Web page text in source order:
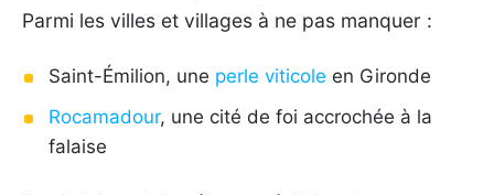
Parmi les villes et villages à ne pas manquer :
Saint-Émilion, une perle viticole en Gironde
Rocamadour, une cité de foi accrochée à la
falaise